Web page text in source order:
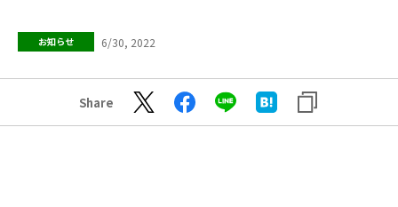
お知らせ 6/30, 2022
Share